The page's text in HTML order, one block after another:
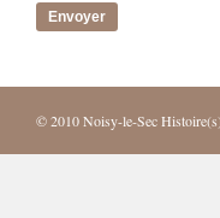
© 2010Noisy-le-Sec